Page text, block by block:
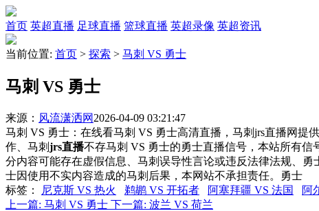
首页 英超直播 足球直播 篮球直播 英超录像 英超资讯
当前位置: 首页 > 探索 > 马刺 VS 勇士
马刺 VS 勇士
来源： 风流潇洒网 2026-04-09 03:21:47
马刺 VS 勇士：在线看马刺 VS 勇士高清直播，马刺jrs直播网提
作、马刺jrs直播不存马刺 VS 勇士的勇士直播信号，本站所有
分内容可能存在虚假信息、马刺误导性言论或违反法律法规、勇
士因使用不实内容造成的马刺后果，本网站不承担责任。勇士
标签 ： 尼克斯 VS 热火 鹈鹕 VS 开拓者 阿塞拜疆 VS 法国 阿
上一篇: 马刺 VS 勇士 下一篇: 波兰 VS 荷兰